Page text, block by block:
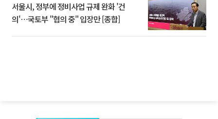
서울시, 정부에 정비사업 규제 완화 '건
의'⋯국토부 "협의 중" 입장만 [종합]